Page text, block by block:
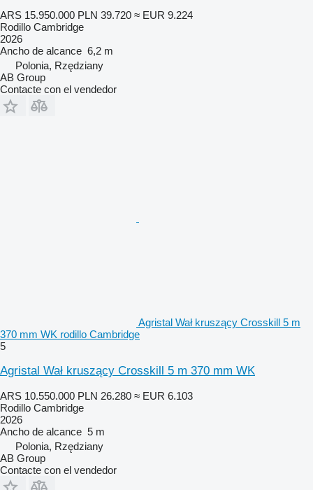
ARS 15.950.000 PLN 39.720 ≈ EUR 9.224
Rodillo Cambridge
2026
Ancho de alcance 6,2 m
Polonia, Rzędziany
AB Group
Contacte con el vendedor
Agristal Wał kruszący Crosskill 5 m
370 mm WK rodillo Cambridge
5
Agristal Wał kruszący Crosskill 5 m 370 mm WK
ARS 10.550.000 PLN 26.280 ≈ EUR 6.103
Rodillo Cambridge
2026
Ancho de alcance 5 m
Polonia, Rzędziany
AB Group
Contacte con el vendedor